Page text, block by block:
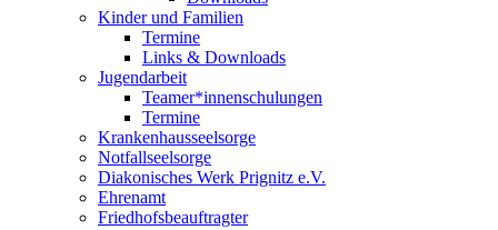
Kinder und Familien
Termine
Links & Downloads
Jugendarbeit
Teamer*innenschulungen
Termine
Krankenhausseelsorge
Notfallseelsorge
Diakonisches Werk Prignitz e.V.
Ehrenamt
Friedhofsbeauftragter